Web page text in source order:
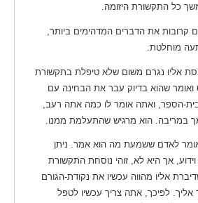
כל התקשורת היזומה.
קרובות את הדברים המדהימים ביותר,
מוחלטת.
אליו נגרם משום שלא טיפלת בתקשורת
ואומר שהוא בדיוק עבר את הבחינה עם
בית-הספר, ואתה אומר לו כמה אתה רעב,
הוא מרגיש שהתעלמת ממנו.
אומר לאדם ששמעת מה הוא אמר. ניתן
אך היא לא, זוהי נוסחת התקשורת
אליו מהווה עכשיו את נקודת-הגורם
לפיכך, אתה צריך עכשיו לטפל